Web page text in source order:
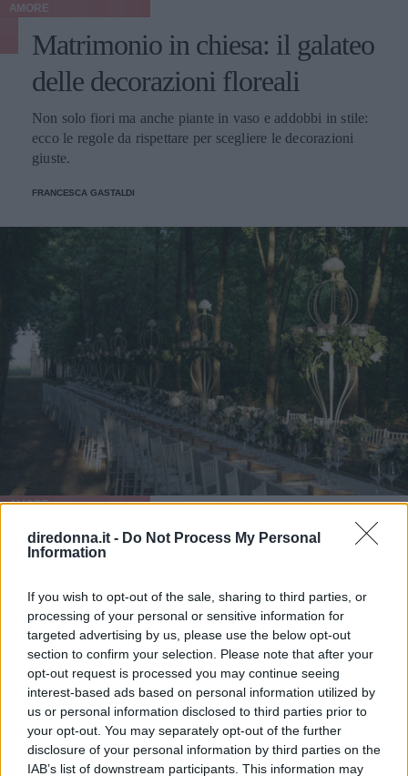
diredonna.it - Do Not Process My Personal
Information
If you wish to opt-out of the sale, sharing to third parties, or
processing of your personal or sensitive information for
targeted advertising by us, please use the below opt-out
section to confirm your selection. Please note that after your
opt-out request is processed you may continue seeing
interest-based ads based on personal information utilized by
us or personal information disclosed to third parties prior to
your opt-out. You may separately opt-out of the further
disclosure of your personal information by third parties on the
IAB’s list of downstream participants. This information may
AMORE
Matrimonio in chiesa: il galateo
delle decorazioni floreali
Non solo fiori ma anche piante in vaso e addobbi in stile:
ecco le regole da rispettare per scegliere le decorazioni
giuste.
FRANCESCA GASTALDI
AMORE
Matrimonio nel bosco: 5
Sposarsi nella natura, tra alberi secolari e profumo di fiori?
Basta solo scegliere il posto giusto.
FRANCESCA GASTALDI
Può interessarti anche